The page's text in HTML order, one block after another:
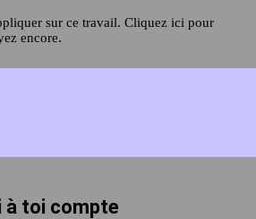
sur ce travail. Cliquez ici pour
encore.
à toi compte